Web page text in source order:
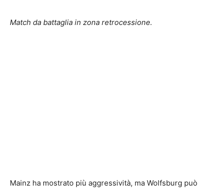
Match da battaglia in zona retrocessione.
Mainz ha mostrato più aggressività, ma Wolfsburg può